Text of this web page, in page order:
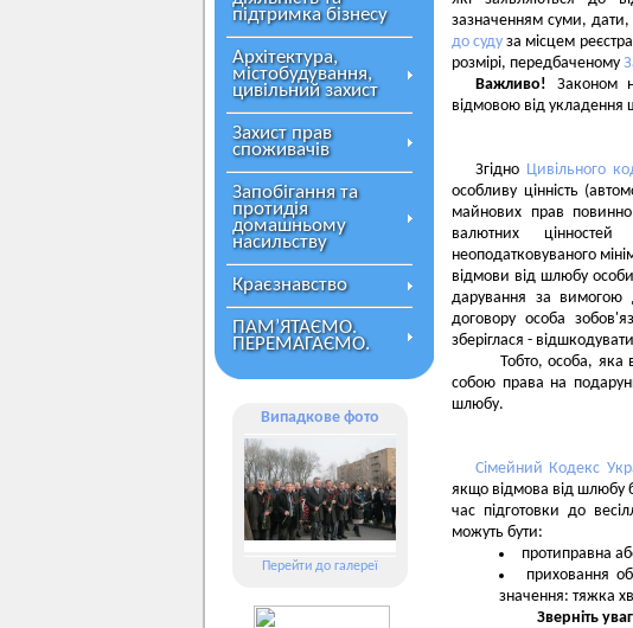
підтримка бізнесу
Архітектура,
містобудування,
цивільний захист
Захист прав
споживачів
Запобігання та
протидія
домашньому
насильству
Краєзнавство
ПАМ’ЯТАЄМО.
ПЕРЕМАГАЄМО.
Випадкове фото
Перейти до галереї
зазначенням суми,
до суду за місцем
розмірі, передбаченому
Важливо! Законом
відмовою від укладення
Згідно Цивільного
особливу цінність
майнових прав
валютних
неоподатковуваного
відмови від шлюбу
дарування за вимогою
договору особа
зберіглася -
Тобто, особа, яка
собою права на
шлюбу.
Сімейний Кодекс
якщо відмова від шлюбу
час підготовки до
можуть бути:
протиправна
приховання
значення: тяжка
Зверніть